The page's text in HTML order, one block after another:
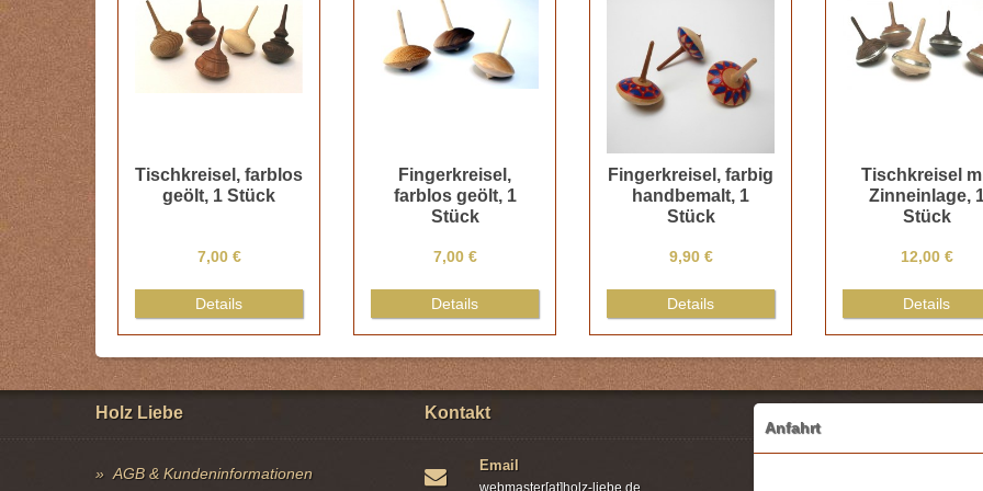
Tischkreisel, farblos
geölt, 1 Stück
7,00 €
Details
Fingerkreisel,
farblos geölt, 1
Stück
7,00 €
Details
Fingerkreisel, farbig
handbemalt, 1
Stück
9,90 €
Details
Tischkreisel
Zinneinlage,
Stück
12,00 €
Details
Holz Liebe
AGB & Kundeninformationen
Kontakt
Email
Anfahrt